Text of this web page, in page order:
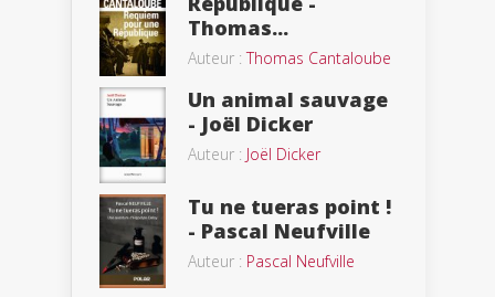
Thomas...
Auteur :Thomas Cantaloube
Un animal sauvage
- Joël Dicker
Auteur : Joël Dicker
Tu ne tueras point !
- Pascal Neufville
Auteur : Pascal Neufville